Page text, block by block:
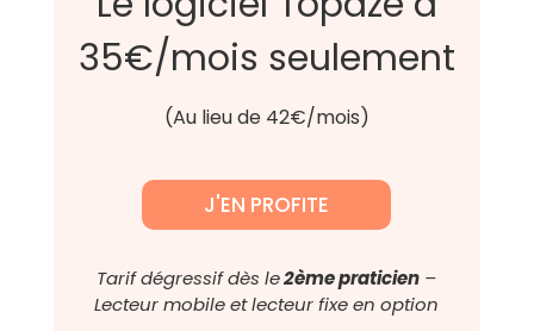
35€/mois seulement
(Au lieu de 42€/mois)
J'EN PROFITE
Tarif dégressif dès le2ème praticien –
Lecteur mobile et lecteur fixe en option